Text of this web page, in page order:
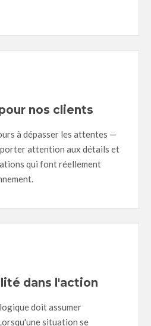
nos clients
à dépasser les attentes —
attention aux détails et
qui font réellement
dans l'action
doit assumer
situation se